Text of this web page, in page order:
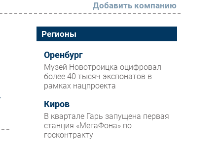
РАЗДЕЛЫ
Новости
Аналитика
Интервью
Мероприятия
Проекты
IT класс
Добавить компанию
Регионы
Оренбург
Музей Новотроицка оцифровал
более 40 тысяч экспонатов в
рамках нацпроекта
Киров
В квартале Гарь запущена первая
станция «МегаФона» по
госконтракту